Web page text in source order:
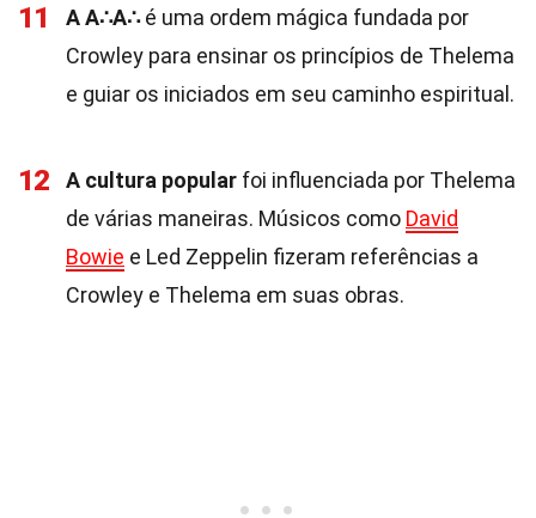
11 A A∴A∴é uma ordem mágica fundada por
Crowley para ensinar os princípios de Thelema
e guiar os iniciados em seu caminho espiritual.
12 A cultura popular foi influenciada por Thelema
de várias maneiras. Músicos como David
Bowie e Led Zeppelin fizeram referências a
Crowley e Thelema em suas obras.